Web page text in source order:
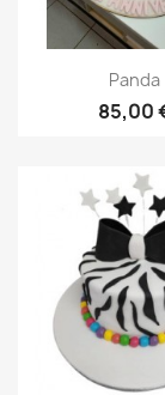
Aperçu
Panda
85,00